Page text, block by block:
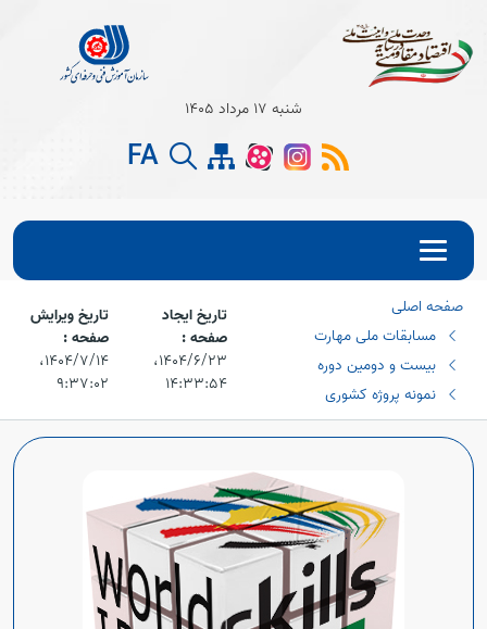
Open
Open
Open
Open
Open
شنبه 17 مرداد 1405
FA
صفحه اصلی
مسابقات ملی مهارت
بیست و دومین دوره
نمونه پروژه کشوری
تاریخ ایجاد
صفحه :
۱۴۰۴/۶/۲۳،‏
۱۴:۳۳:۵۴
تاریخ ویرایش
صفحه :
۱۴۰۴/۷/۱۴،‏
۹:۳۷:۰۲